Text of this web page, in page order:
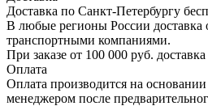
Доставка по Санкт-Петербургу
В любые регионы России доставка
транспортными компаниями.
При заказе от 100 000 руб. доставка
Оплата
Оплата производится на
менеджером после